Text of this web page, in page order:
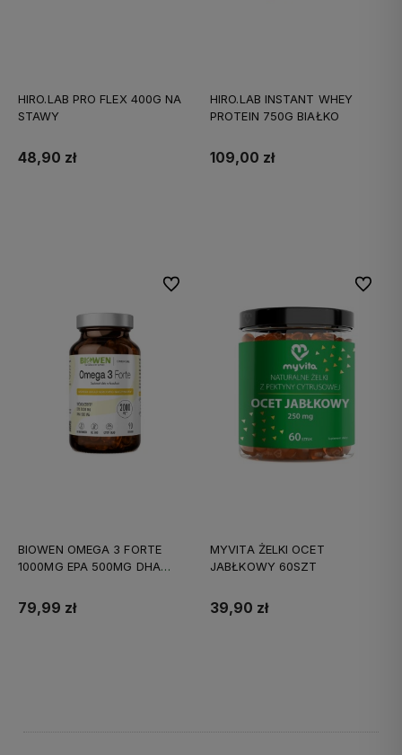
HIRO.LAB PRO FLEX 400G NA
STAWY
48,90 zł
HIRO.LAB INSTANT WHEY
PROTEIN 750G BIAŁKO
109,00 zł
BIOWEN OMEGA 3 FORTE
1000MG EPA 500MG DHA
79,99 zł
Do ulubionych
MYVITA ŻELKI OCET
JABŁKOWY 60SZT
39,90 zł
Do